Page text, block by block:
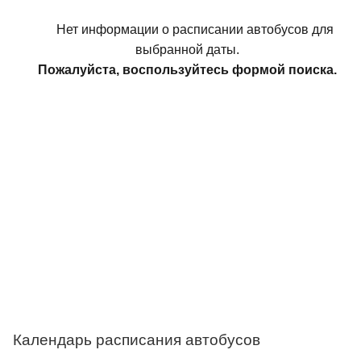
Нет информации о расписании автобусов для
выбранной даты.
Пожалуйста, воспользуйтесь формой поиска.
Календарь расписания автобусов